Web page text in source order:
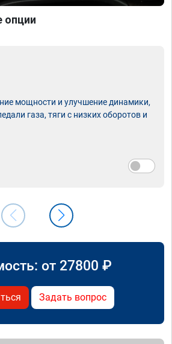
опции
мощности и улучшение динамики,
газа, тяги с низких оборотов и
от 27800 ₽
Задать вопрос